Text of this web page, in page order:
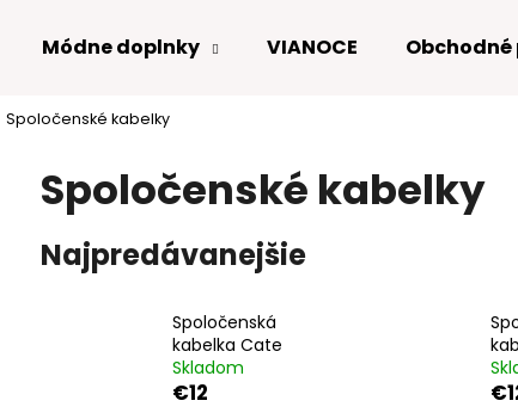
Módne doplnky VIANOCE Obchodné
Spoločenské kabelky
Spoločenské kabelky
Najpredávanejšie
Spoločenská
kabelka Cate
Skladom
€12
Čo potrebujete nájsť?
Odporúčame